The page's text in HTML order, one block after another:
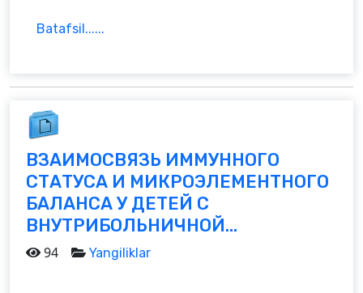
Batafsil......
ВЗАИМОСВЯЗЬ ИММУННОГО
СТАТУСА И МИКРОЭЛЕМЕНТНОГО
БАЛАНСА У ДЕТЕЙ С
ВНУТРИБОЛЬНИЧНОЙ...
94 Yangiliklar